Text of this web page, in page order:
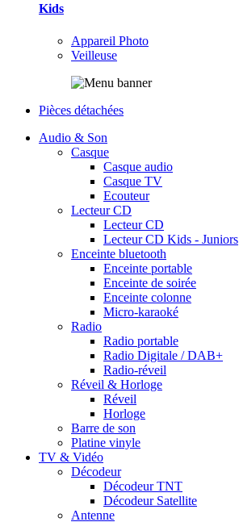
Kids
Appareil Photo
Veilleuse
Pièces détachées
Audio & Son
Casque
Casque audio
Casque TV
Ecouteur
Lecteur CD
Lecteur CD
Lecteur CD Kids - Juniors
Enceinte bluetooth
Enceinte portable
Enceinte de soirée
Enceinte colonne
Micro-karaoké
Radio
Radio portable
Radio Digitale / DAB+
Radio-réveil
Réveil & Horloge
Réveil
Horloge
Barre de son
Platine vinyle
TV & Vidéo
Décodeur
Décodeur TNT
Décodeur Satellite
Antenne